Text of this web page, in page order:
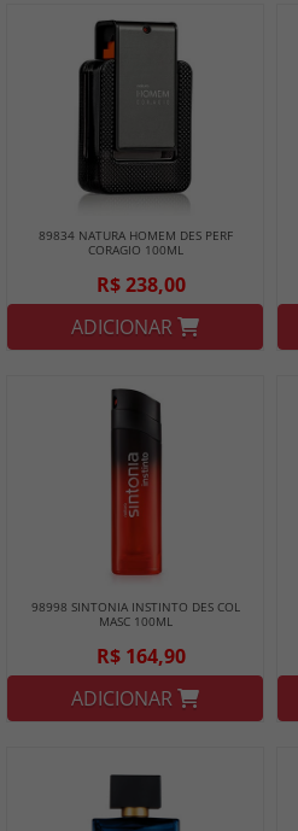
89834 NATURA HOMEM DES PERF
CORAGIO 100ML
R$ 238,00
ADICIONAR
98998 SINTONIA INSTINTO DES COL
MASC 100ML
R$ 164,90
ADICIONAR